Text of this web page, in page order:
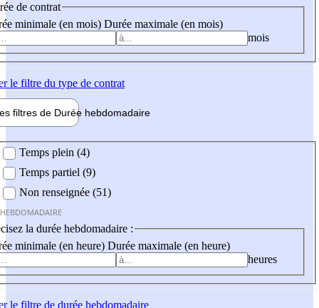
de contrat
minimale (en mois) Durée maximale (en mois)
mois
le filtre du type de contrat
filtres de Durée hebdomadaire
Temps plein (4)
Temps partiel (9)
Non renseignée (51)
la durée hebdomadaire :
minimale (en heure) Durée maximale (en heure)
heures
le filtre de durée hebdomadaire